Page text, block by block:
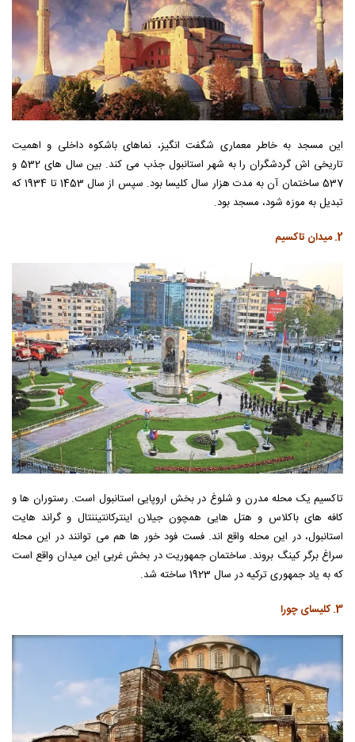
این مسجد به خاطر معماری شگفت انگیز، نماهای باشکوه داخلی و اهمیت
تاریخی اش گردشگران را به شهر استانبول جذب می کند. بین سال های 532 و
537 ساختمان آن به مدت هزار سال کلیسا بود. سپس از سال 1453 تا 1934 که
تبدیل به موزه شود، مسجد بود.
2. میدان تاکسیم
تاکسیم یک محله مدرن و شلوغ در بخش اروپایی استانبول است. رستوران ها و
کافه های باکلاس و هتل هایی همچون جیلان اینترکانتیننتال و گراند هایت
استانبول، در این محله واقع اند. فست فود خور ها هم می توانند در این محله
سراغ برگر کینگ بروند. ساختمان جمهوریت در بخش غربی این میدان واقع است
که به یاد جمهوری ترکیه در سال 1923 ساخته شد.
3. کلیسای چورا